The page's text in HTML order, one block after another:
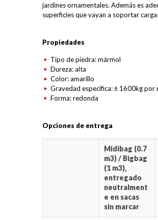
jardines ornamentales. Además es
superficies que vayan a soportar
Propiedades
Tipo de piedra: mármol
Dureza: alta
Color: amarillo
Gravedad específica: ± 1600kg por
Forma: redonda
Opciones de entrega
Midibag (0.7
m3) / Bigbag
(1 m3),
entregado
neutralment
e en sacas
sin marcar